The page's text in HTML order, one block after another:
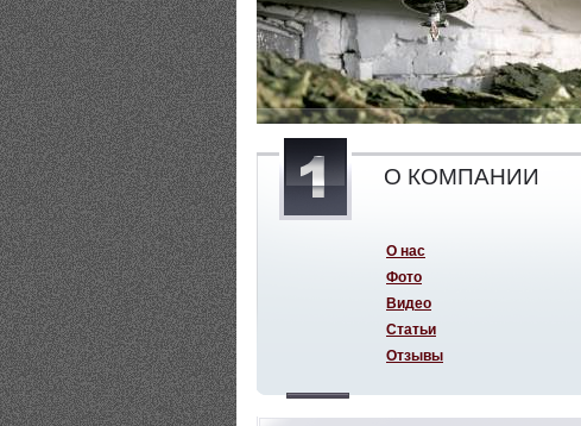
О КОМПАНИИ
О нас
Фото
Видео
Статьи
Отзывы